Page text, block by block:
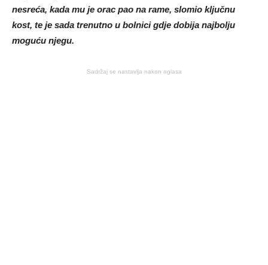
nesreća, kada mu je orac pao na rame, slomio ključnu
kost, te je sada trenutno u bolnici gdje dobija najbolju
moguću njegu.
Sadržaj se nastavlja nakon oglasa